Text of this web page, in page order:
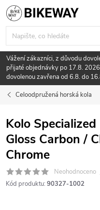
Přejít
na
obsah
Vážení zákazníci, z důvodu
přijaté objednávky po 17.8.
dovolenou zavřena od 6.8. do
Celoodpružená horská kola
Kolo
Gloss Carbon /
Chrome
Neohodnoceno
Kód produktu: 90327-1002